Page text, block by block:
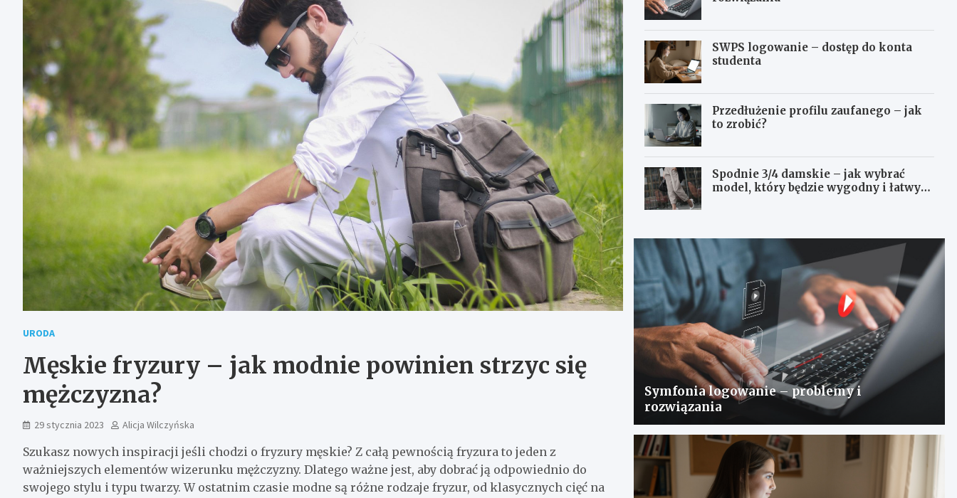
URODA
Męskie fryzury – jak modnie powinien strzyc się
mężczyzna?
29 stycznia 2023 Alicja Wilczyńska
Szukasz nowych inspiracji jeśli chodzi o fryzury męskie? Z całą pewnością fryzura to jeden z
ważniejszych elementów wizerunku mężczyzny. Dlatego ważne jest, aby dobrać ją odpowiednio do
swojego stylu i typu twarzy. W ostatnim czasie modne są różne rodzaje fryzur, od klasycznych cięć na
SWPS logowanie – dostęp do konta
studenta
Przedłużenie profilu zaufanego – jak
to zrobić?
Spodnie 3/4 damskie – jak wybrać
model, który będzie wygodny i łatwy
Symfonia logowanie – problemy i
rozwiązania